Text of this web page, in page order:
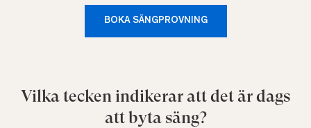
BOKA SÄNGPROVNING
Vilka tecken indikerar att det är dags
att byta säng?